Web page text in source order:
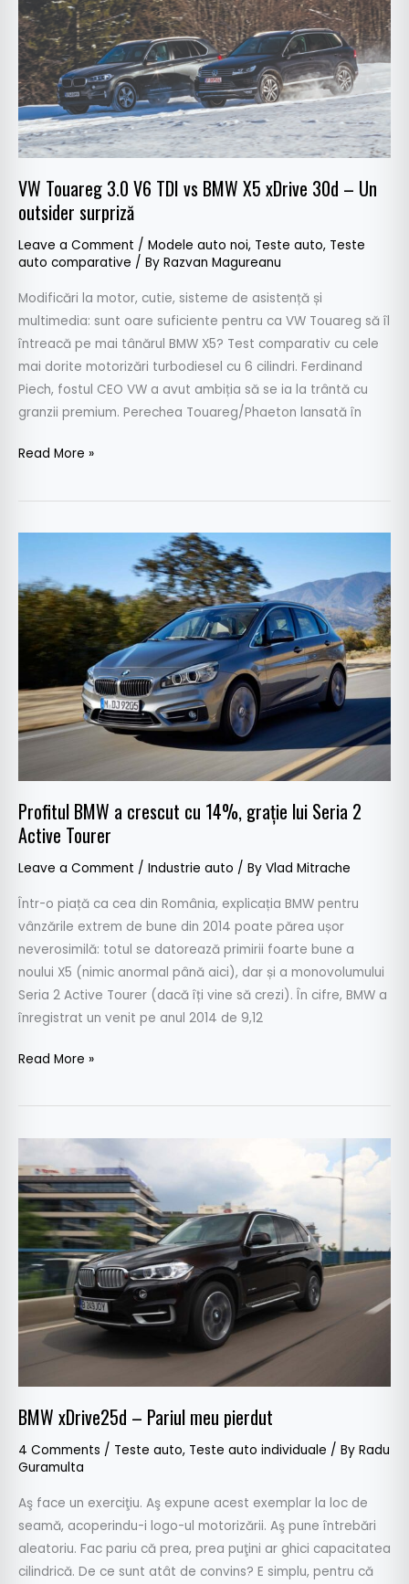
VW Touareg 3.0 V6 TDI vs BMW X5 xDrive 30d – Un
outsider surpriză
Leave a Comment / Modele auto noi, Teste auto, Teste
auto comparative / By Razvan Magureanu
Modificări la motor, cutie, sisteme de asistență și
multimedia: sunt oare suficiente pentru ca VW Touareg să îl
întreacă pe mai tânărul BMW X5? Test comparativ cu cele
mai dorite motorizări turbodiesel cu 6 cilindri. Ferdinand
Piech, fostul CEO VW a avut ambiția să se ia la trântă cu
granzii premium. Perechea Touareg/Phaeton lansată în
TDI
vs
BMW
X5
xDrive
30d
–
outsider
surpriză
Read More »
Profitul BMW a crescut cu 14%, graţie lui Seria 2
Active Tourer
Leave a Comment / Industrie auto / By Vlad Mitrache
Într-o piață ca cea din România, explicația BMW pentru
vânzările extrem de bune din 2014 poate părea ușor
neverosimilă: totul se datorează primirii foarte bune a
noului X5 (nimic anormal până aici), dar și a monovolumului
Seria 2 Active Tourer (dacă îți vine să crezi). În cifre, BMW a
înregistrat un venit pe anul 2014 de 9,12
a
crescut
cu
14%,
lui
Seria
Read More »
BMW xDrive25d – Pariul meu pierdut
4 Comments / Teste auto, Teste auto individuale / By Radu
Guramulta
Aş face un exerciţiu. Aş expune acest exemplar la loc de
seamă, acoperindu-i logo-ul motorizării. Aş pune întrebări
aleatoriu. Fac pariu că prea, prea puţini ar ghici capacitatea
cilindrică. De ce sunt atât de convins? E simplu, pentru că
xDrive25d
–
Pariul
meu
pierdut